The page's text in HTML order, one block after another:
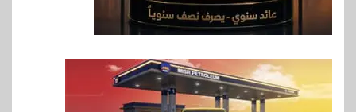
اقتصاد
إي اف چي فاينانس تستعرض
في سوق تحويلات المصريين
بالخارج